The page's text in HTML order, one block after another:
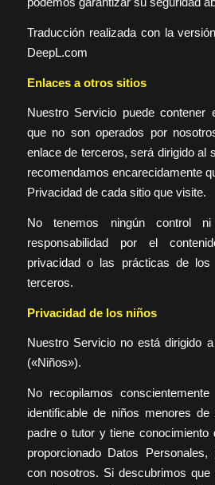
Traducción realizada con la
DeepL.com
Enlaces a otros sitios
Nuestro Servicio puede contener
que no son operados por
enlace de terceros, será dirigido al
recomendamos encarecidamente
Privacidad de cada sitio que visite.
No tenemos ningún control ni
responsabilidad por el
privacidad o las prácticas de
terceros.
Privacidad de los niños
Nuestro Servicio no está dirigido
(«Niños»).
No recopilamos
identificable de niños menores
padre o tutor y tiene
proporcionado Datos
con nosotros. Si descubrimos